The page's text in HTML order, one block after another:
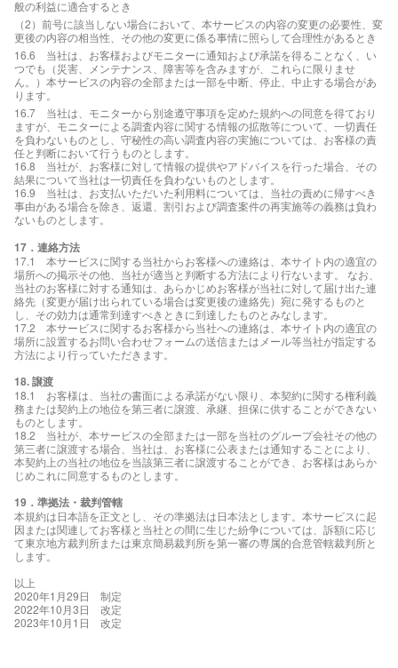
般の利益に適合するとき
（2）前号に該当しない場合において、本サービスの内容の変更の必要性、変
更後の内容の相当性、その他の変更に係る事情に照らして合理性があるとき
16.6 当社は、お客様およびモニターに通知および承諾を得ることなく、い
つでも（災害、メンテナンス、障害等を含みますが、これらに限りませ
ん。）本サービスの内容の全部または一部を中断、停止、中止する場合があ
ります。
16.7 当社は、モニターから別途遵守事項を定めた規約への同意を得ており
ますが、モニターによる調査内容に関する情報の拡散等について、一切責任
を負わないものとし、守秘性の高い調査内容の実施については、お客様の責
任と判断において行うものとします。
16.8 当社が、お客様に対して情報の提供やアドバイスを行った場合、その
結果について当社は一切責任を負わないものとします。
16.9 当社は、お支払いただいた利用料については、当社の責めに帰すべき
事由がある場合を除き、返還、割引および調査案件の再実施等の義務は負わ
ないものとします。
17．連絡方法
17.1 本サービスに関する当社からお客様への連絡は、本サイト内の適宜の
場所への掲示その他、当社が適当と判断する方法により行ないます。 なお、
当社のお客様に対する通知は、あらかじめお客様が当社に対して届け出た連
絡先（変更が届け出られている場合は変更後の連絡先）宛に発するものと
し、その効力は通常到達すべきときに到達したものとみなします。
17.2 本サービスに関するお客様から当社への連絡は、本サイト内の適宜の
場所に設置するお問い合わせフォームの送信またはメール等当社が指定する
方法により行っていただきます。
18. 譲渡
18.1 お客様は、当社の書面による承諾がない限り、本契約に関する権利義
務または契約上の地位を第三者に譲渡、承継、担保に供することができない
ものとします。
18.2 当社が、本サービスの全部または一部を当社のグループ会社その他の
第三者に譲渡する場合、当社は、お客様に公表または通知することにより、
本契約上の当社の地位を当該第三者に譲渡することができ、お客様はあらか
じめこれに同意するものとします。
19．準拠法・裁判管轄
本規約は日本語を正文とし、その準拠法は日本法とします。本サービスに起
因または関連してお客様と当社との間に生じた紛争については、訴額に応じ
て東京地方裁判所または東京簡易裁判所を第一審の専属的合意管轄裁判所と
します。
以上
2020年1月29日 制定
2022年10月3日 改定
2023年10月1日 改定